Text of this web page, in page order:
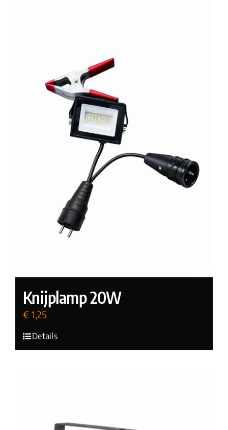
Knijplamp 20W
€ 1,25
Details